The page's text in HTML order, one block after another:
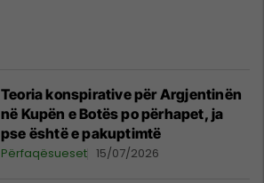
Teoria konspirative për Argjentinën
në Kupën e Botës po përhapet, ja
pse është e pakuptimtë
Përfaqësueset 15/07/2026